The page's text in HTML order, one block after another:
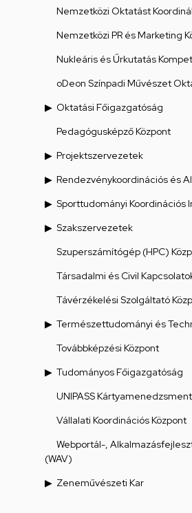
Nemzetközi Oktatást
Nemzetközi PR és Marketing
Nukleáris és Űrkutatás
oDeon Színpadi Művészet
Oktatási Főigazgatóság
Pedagógusképző Központ
Projektszervezetek
Rendezvénykoordinációs és
Sporttudományi Koordinációs
Szakszervezetek
Szuperszámítógép (HPC)
Társadalmi és Civil
Távérzékelési Szolgáltató
Természettudományi és
Továbbképzési Központ
Tudományos Főigazgatóság
UNIPASS
Vállalati Koordinációs Központ
Webportál-,
(WAV)
Zeneművészeti Kar